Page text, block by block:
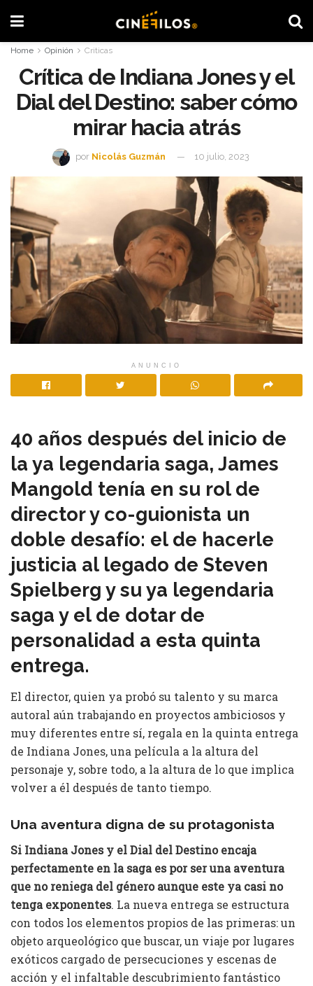
Home Opinión Criticas
Crítica de Indiana Jones y el
Dial del Destino: saber cómo
mirar hacia atrás
por Nicolás Guzmán 10 julio, 2023
ANUNCIO
40 años después del inicio de
la ya legendaria saga, James
Mangold tenía en su rol de
director y co-guionista un
doble desafío: el de hacerle
justicia al legado de Steven
Spielberg y su ya legendaria
saga y el de dotar de
personalidad a esta quinta
entrega.
El director, quien ya probó su talento y su marca
autoral aún trabajando en proyectos ambiciosos y
muy diferentes entre sí, regala en la quinta entrega
de Indiana Jones, una película a la altura del
personaje y, sobre todo, a la altura de lo que implica
volver a él después de tanto tiempo.
Una aventura digna de su protagonista
Si Indiana Jones y el Dial del Destino encaja
perfectamente en la saga es por ser una aventura
que no reniega del género aunque este ya casi no
tenga exponentes. La nueva entrega se estructura
con todos los elementos propios de las primeras: un
objeto arqueológico que buscar, un viaje por lugares
exóticos cargado de persecuciones y escenas de
acción y el infaltable descubrimiento fantástico